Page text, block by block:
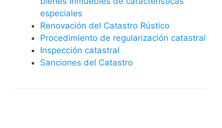
especiales
Renovación del Catastro Rústico
Procedimiento de regularización catastral
Inspección catastral
Sanciones del Catastro